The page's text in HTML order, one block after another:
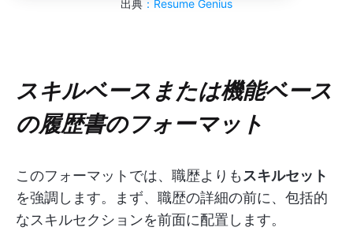
出典 ：Resume Genius
スキルベースまたは機能ベース
の履歴書のフォーマット
このフォーマットでは、職歴よりも スキルセット
を強調します。まず、職歴の詳細の前に、包括的
なスキルセクションを前面に配置します。